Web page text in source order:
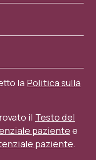
la Politica sulla
il Testo del
paziente e
paziente.